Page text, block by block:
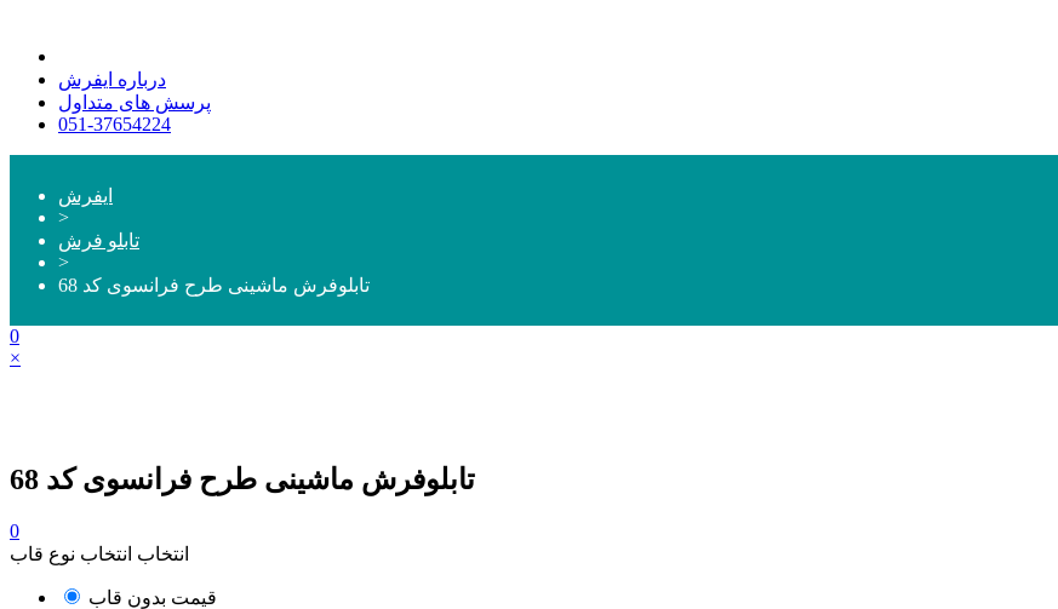
درباره ایفرش
پرسش های متداول
051-37654224
ایفرش
>
تابلو فرش
>
تابلوفرش ماشینی طرح فرانسوی کد 68
0
×
تابلوفرش ماشینی طرح فرانسوی کد 68
0
انتخاب انتخاب نوع قاب
قیمت بدون قاب